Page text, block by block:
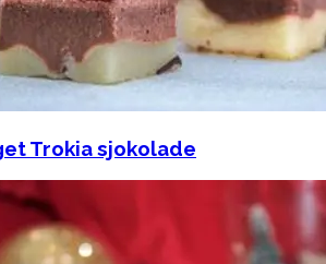
Trokia sjokolade